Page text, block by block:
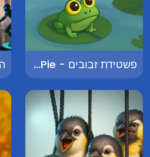
פשטידת זבובים - Fly Pie